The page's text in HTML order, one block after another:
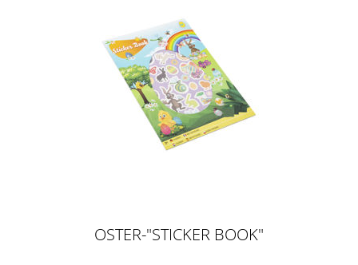
OSTER-"STICKER BOOK"